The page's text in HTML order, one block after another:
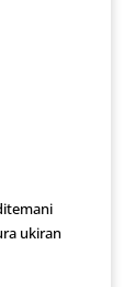
ukiran